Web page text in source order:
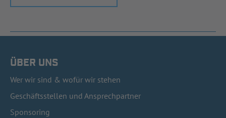
ÜBER UNS
Wer wir sind & wofür wir stehen
Geschäftsstellen und Ansprechpartner
Sponsoring